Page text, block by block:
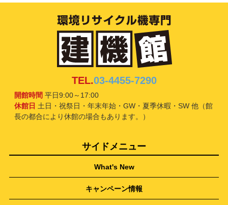
TEL.03-4455-7290
開館時間 平日9:00～17:00
休館日 土日・祝祭日・年末年始・GW・夏季休暇・SW 他（館
長の都合により休館の場合もあります。）
サイドメニュー
What's New
キャンペーン情報